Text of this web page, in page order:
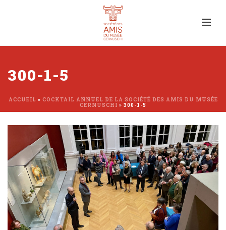
300-1-5
ACCUEIL » COCKTAIL ANNUEL DE LA SOCIÉTÉ DES AMIS DU MUSÉE
CERNUSCHI » 300-1-5